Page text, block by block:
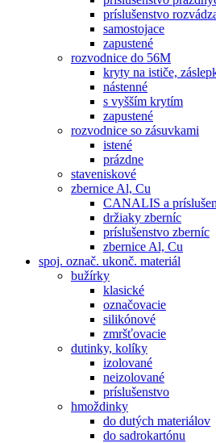
príslušenstvo
samostojace
zapustené
rozvodnice do 56M
kryty na ističe,
nástenné
s vyšším krytím
zapustené
rozvodnice so zásuvkami
istené
prázdne
staveniskové
zbernice Al, Cu
CANALIS a
držiaky zberníc
príslušenstvo zberníc
zbernice Al, Cu
spoj. označ. ukonč. materiál
bužírky
klasické
označovacie
silikónové
zmršťovacie
dutinky, kolíky
izolované
neizolované
príslušenstvo
hmoždinky
do dutých materiálov
do sadrokartónu